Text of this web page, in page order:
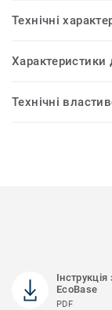
Технічні
Характеристики
Технічні
EcoBase
PDF